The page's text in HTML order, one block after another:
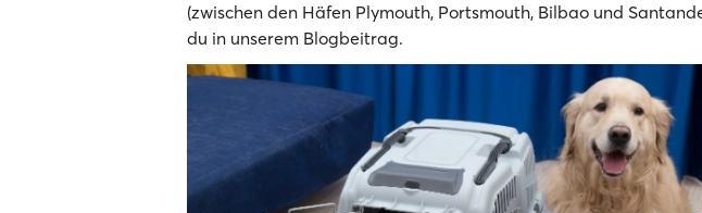
(zwischen den Häfen Plymouth, Portsmouth, Bilbao und
du in unserem Blogbeitrag.